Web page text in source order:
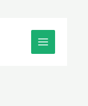
MAIN
MENU